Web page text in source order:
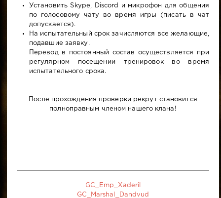
Установить Skype, Discord и микрофон для общения
по голосовому чату во время игры (писать в чат
допускается).
На испытательный срок зачисляются все желающие,
подавшие заявку.
Перевод в постоянный состав осуществляется при
регулярном посещении тренировок во время
испытательного срока.
После прохождения проверки рекрут становится
полноправным членом нашего клана!
GC_Emp_Xaderil
GC_Marshal_Dandvud